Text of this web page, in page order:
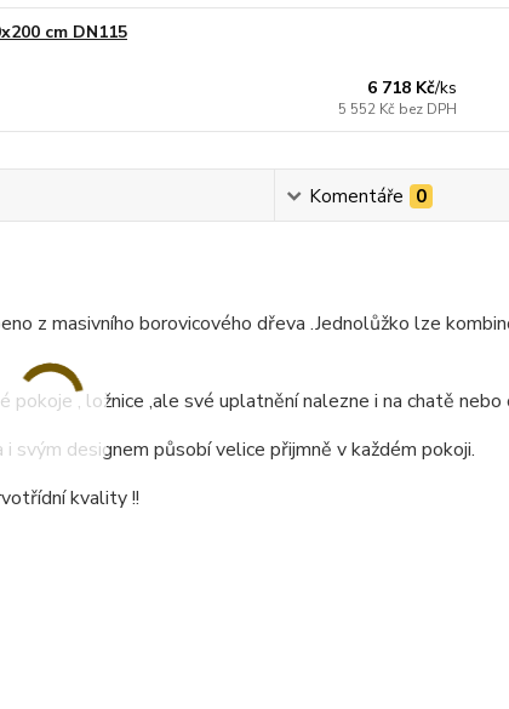
cm DN115
6 718 Kč/ks
5 552 Kč bez DPH
Komentáře 0
z masivního borovicového dřeva .Jednolůžko lze
, ložnice ,ale své uplatnění nalezne i na chatě nebo
designem působí velice přijmně v každém pokoji.
kvality !!